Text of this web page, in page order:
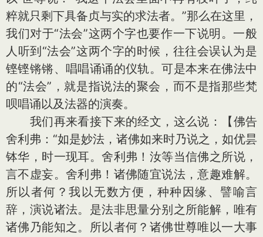
粹就只剩下具备贞与实的求法者。”那么在这里，
我们对于“法会”这两个字也要作一下说明。一般
人听到“法会”这两个字的时候，往往会误认为是
铿铿锵锵、唱唱诵诵的仪轨。可是本来在佛法中
的“法会”，就是指说法的聚会，而不是指那些梵
呗唱诵以及法器的演奏。
我们再来看接下来的经文，这么说：【佛告
舍利弗：“如是妙法，诸佛如来时乃说之，如优昙
钵华，时一现耳。舍利弗！汝等当信佛之所说，
言不虚妄。舍利弗！诸佛随宜说法，意趣难解。
所以者何？我以无数方便，种种因缘、譬喻言
辞，演说诸法。是法非思量分别之所能解，唯有
诸佛乃能知之。所以者何？诸佛世尊唯以一大事